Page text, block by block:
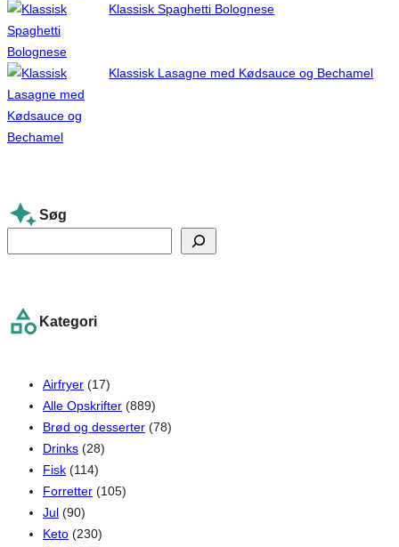
Klassisk Spaghetti Bolognese
Klassisk Lasagne med Kødsauce og Bechamel
Søg
e
c
Kategori
Airfryer (17)
Alle Opskrifter (889)
Brød og desserter (78)
Drinks (28)
Fisk (114)
Forretter (105)
Jul (90)
Keto (230)